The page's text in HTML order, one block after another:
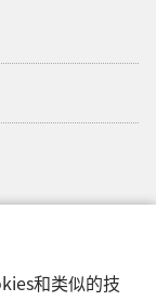
和类似的技